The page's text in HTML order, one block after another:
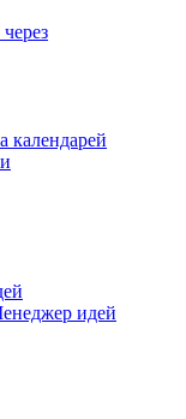
календарей
идей